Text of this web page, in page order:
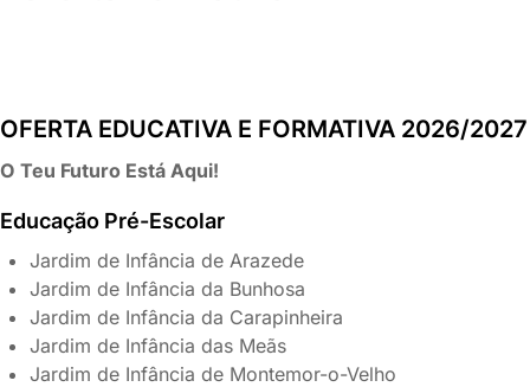
OFERTA EDUCATIVA E FORMATIVA 2026/2027
O Teu Futuro Está Aqui!
Educação Pré-Escolar
Jardim de Infância de Arazede
Jardim de Infância da Bunhosa
Jardim de Infância da Carapinheira
Jardim de Infância das Meãs
Jardim de Infância de Montemor-o-Velho